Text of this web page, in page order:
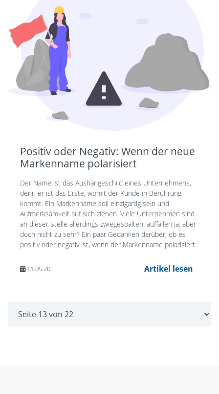
Positiv oder Negativ: Wenn der neue
Markenname polarisiert
Der Name ist das Aushängeschild eines Unternehmens,
denn er ist das Erste, womit der Kunde in Berührung
kommt. Ein Markenname soll einzigartig sein und
Aufmerksamkeit auf sich ziehen. Viele Unternehmen sind
an dieser Stelle allerdings zwiegespalten: auffallen ja, aber
doch nicht zu sehr? Ein paar Gedanken darüber, ob es
positiv oder negativ ist, wenn der Markenname polarisiert.
11.05.20 Artikel lesen